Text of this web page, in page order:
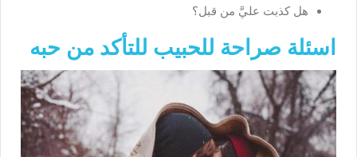
هل كذبت عليَّ من قبل؟
اسئلة صراحة للحبيب للتأكد من حبه